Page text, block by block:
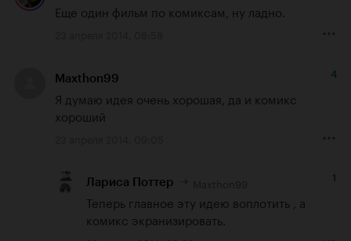
Еще один фильм по комиксам, ну ладно.
Maxthon99 4
Я думаю идея очень хорошая, да и комикс
хороший
Лариса Поттер 1
Теперь главное эту идею воплотить , а
комикс экранизировать.